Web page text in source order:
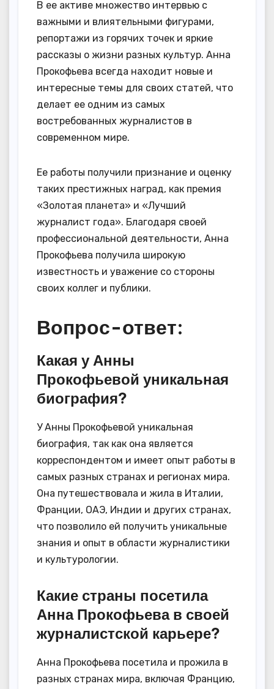
В ее активе множество интервью с
важными и влиятельными фигурами,
репортажи из горячих точек и яркие
рассказы о жизни разных культур. Анна
Прокофьева всегда находит новые и
интересные темы для своих статей, что
делает ее одним из самых
востребованных журналистов в
современном мире.
Ее работы получили признание и оценку
таких престижных наград, как премия
«Золотая планета» и «Лучший
журналист года». Благодаря своей
профессиональной деятельности, Анна
Прокофьева получила широкую
известность и уважение со стороны
своих коллег и публики.
Вопрос-ответ:
Какая у Анны
Прокофьевой уникальная
биография?
У Анны Прокофьевой уникальная
биография, так как она является
корреспондентом и имеет опыт работы в
самых разных странах и регионах мира.
Она путешествовала и жила в Италии,
Франции, ОАЭ, Индии и других странах,
что позволило ей получить уникальные
знания и опыт в области журналистики
и культурологии.
Какие страны посетила
Анна Прокофьева в своей
журналистской карьере?
Анна Прокофьева посетила и прожила в
разных странах мира, включая Францию,